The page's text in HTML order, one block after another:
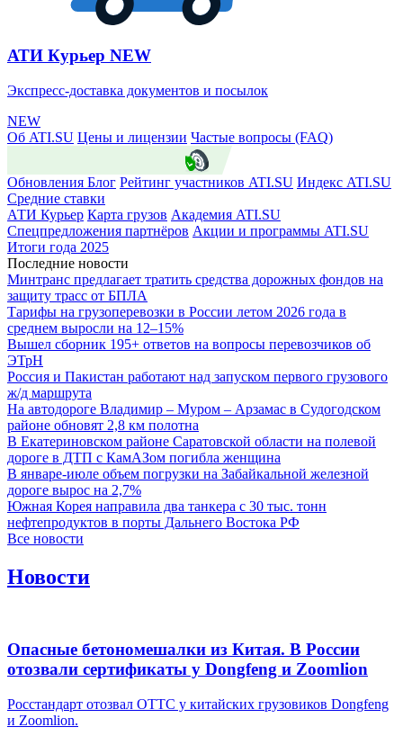
АТИ Курьер NEW
Экспресс-доставка документов и посылок
NEW
Об ATI.SU Цены и лицензии Частые вопросы (FAQ)
Обновления Блог Рейтинг участников ATI.SU Индекс ATI.SU
Средние ставки
АТИ Курьер Карта грузов Академия ATI.SU
Спецпредложения партнёров Акции и программы ATI.SU
Итоги года 2025
Последние новости
Минтранс предлагает тратить средства дорожных фондов на
защиту трасс от БПЛА
Тарифы на грузоперевозки в России летом 2026 года в
среднем выросли на 12–15%
Вышел сборник 195+ ответов на вопросы перевозчиков об
ЭТрН
Россия и Пакистан работают над запуском первого грузового
ж/д маршрута
На автодороге Владимир – Муром – Арзамас в Судогодском
районе обновят 2,8 км полотна
В Екатериновском районе Саратовской области на полевой
дороге в ДТП с КамАЗом погибла женщина
В январе-июле объем погрузки на Забайкальной железной
дороге вырос на 2,7%
Южная Корея направила два танкера с 30 тыс. тонн
нефтепродуктов в порты Дальнего Востока РФ
Все новости
Новости
Опасные бетономешалки из Китая. В России
отозвали сертификаты у Dongfeng и Zoomlion
Росстандарт отозвал ОТТС у китайских грузовиков Dongfeng
и Zoomlion.